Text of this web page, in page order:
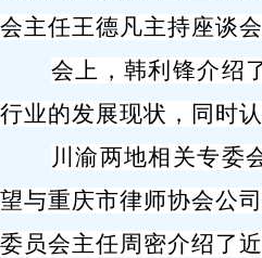
会主任王德凡主持座谈会
会上，韩利锋介绍
行业的发展现状，同时
川渝两地相关专委
望与重庆市律师协会公
委员会主任周密介绍了